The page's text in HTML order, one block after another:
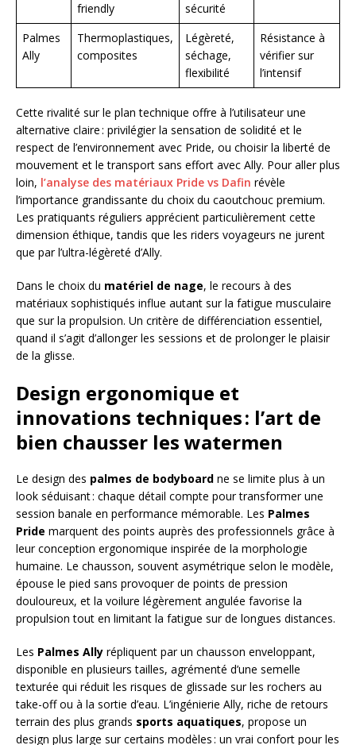
friendly
sécurité
Palmes
Ally
Thermoplastiques,
composites
Légèreté,
séchage,
flexibilité
Résistance à
vérifier sur
l’intensif
Cette rivalité sur le plan technique offre à l’utilisateur une
alternative claire : privilégier la sensation de solidité et le
respect de l’environnement avec Pride, ou choisir la liberté de
mouvement et le transport sans effort avec Ally. Pour aller plus
loin, l’analyse des matériaux Pride vs Dafin révèle
l’importance grandissante du choix du caoutchouc premium.
Les pratiquants réguliers apprécient particulièrement cette
dimension éthique, tandis que les riders voyageurs ne jurent
que par l’ultra-légèreté d’Ally.
Dans le choix du matériel de nage, le recours à des
matériaux sophistiqués influe autant sur la fatigue musculaire
que sur la propulsion. Un critère de différenciation essentiel,
quand il s’agit d’allonger les sessions et de prolonger le plaisir
de la glisse.
Design ergonomique et
innovations techniques : l’art de
bien chausser les watermen
Le design des palmes de bodyboard ne se limite plus à un
look séduisant : chaque détail compte pour transformer une
session banale en performance mémorable. Les Palmes
Pride marquent des points auprès des professionnels grâce à
leur conception ergonomique inspirée de la morphologie
humaine. Le chausson, souvent asymétrique selon le modèle,
épouse le pied sans provoquer de points de pression
douloureux, et la voilure légèrement angulée favorise la
propulsion tout en limitant la fatigue sur de longues distances.
Les Palmes Ally répliquent par un chausson enveloppant,
disponible en plusieurs tailles, agrémenté d’une semelle
texturée qui réduit les risques de glissade sur les rochers au
take-off ou à la sortie d’eau. L’ingénierie Ally, riche de retours
terrain des plus grands sports aquatiques, propose un
design plus large sur certains modèles : un vrai confort pour les